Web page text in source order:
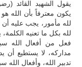
يقول الشهيد القائد
يكون معترفاً بأن الله
لله مأمور، يجب عليه أن
لله بكل ما تعنيه
فعل من أفعال الله
مداركه، لا يستطيع
تدبير الله، وأفعال الله